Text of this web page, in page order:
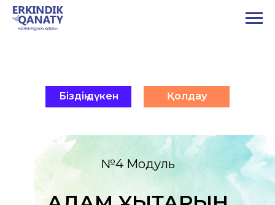
Біздің дүкен Қолдау
№4 Модуль